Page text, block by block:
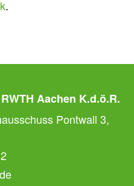
.
Aachen K.d.ö.R.
Pontwall 3,